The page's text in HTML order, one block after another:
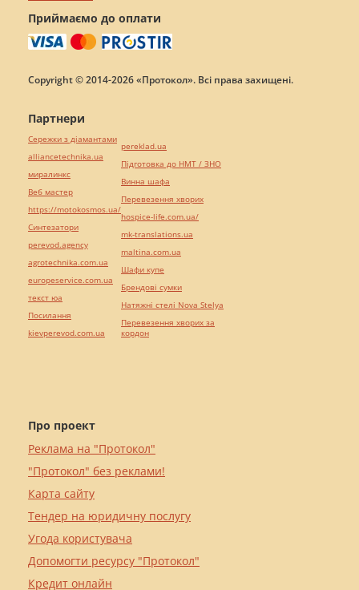
Приймаємо до оплати
Copyright © 2014-2026 «Протокол». Всі права захищені.
Про проект
Реклама на "Протокол"
"Протокол" без реклами!
Карта сайту
Тендер на юридичну послугу
Угода користувача
Допомогти ресурсу "Протокол"
Кредит онлайн
Партнери
Сережки з діамантами
alliancetechnika.ua
миралинкс
Веб мастер
https://motokosmos.ua/
Синтезатори
perevod.agency
agrotechnika.com.ua
europeservice.com.ua
текст юа
Посилання
kievperevod.com.ua
pereklad.ua
Підготовка до НМТ / ЗНО
Винна шафа
Перевезення хворих
hospice-life.com.ua/
mk-translations.ua
maltina.com.ua
Шафи купе
Брендові сумки
Натяжні стелі Nova Stelya
Перевезення хворих за
кордон